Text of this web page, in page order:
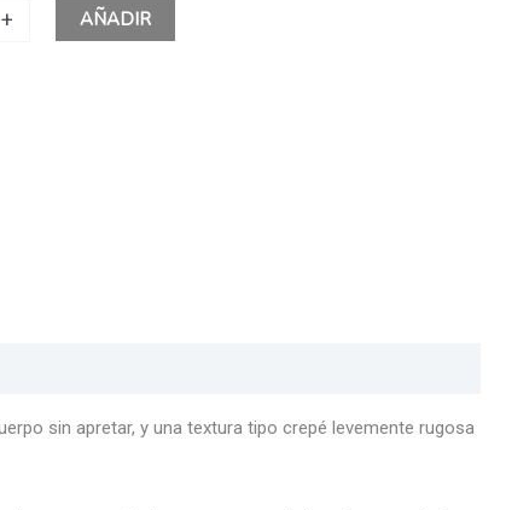
+ AÑADIR
sin apretar, y una textura tipo crepé levemente rugosa